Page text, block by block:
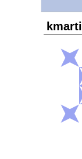
kmarti